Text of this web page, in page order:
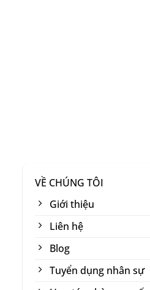
VỀ CHÚNG TÔI
Giới thiệu
Liên hệ
Blog
Tuyển dụng nhân sự